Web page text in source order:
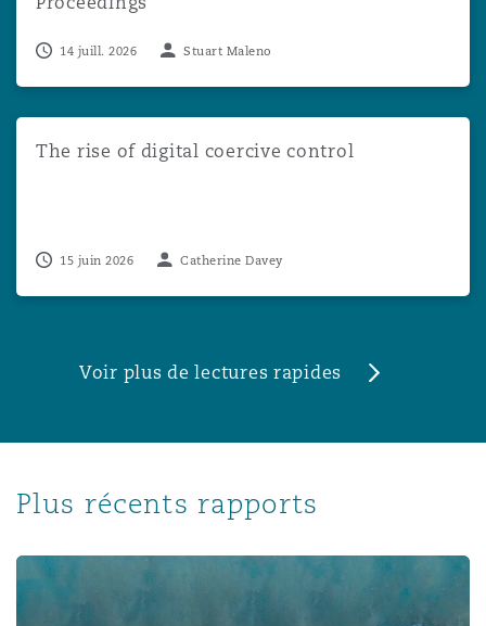
14 juill. 2026 Stuart Maleno
The rise of digital coercive control
15 juin 2026 Catherine Davey
Voir plus de lectures rapides
Plus récents rapports
Rapport 2022 « Climate change risk and liability »